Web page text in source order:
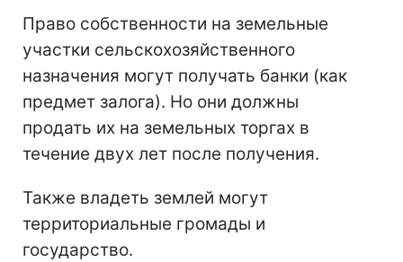
Право собственности на земельные
участки сельскохозяйственного
назначения могут получать банки (как
предмет залога). Но они должны
продать их на земельных торгах в
течение двух лет после получения.
Также владеть землей могут
территориальные громады и
государство.